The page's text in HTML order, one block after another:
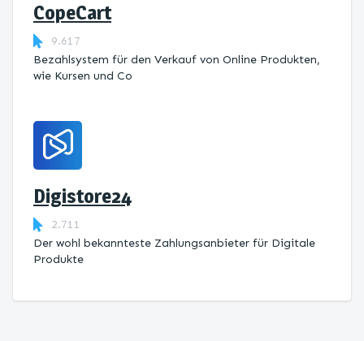
CopeCart
9.617
Bezahlsystem für den Verkauf von Online Produkten,
wie Kursen und Co
Digistore24
2.711
Der wohl bekannteste Zahlungsanbieter für Digitale
Produkte